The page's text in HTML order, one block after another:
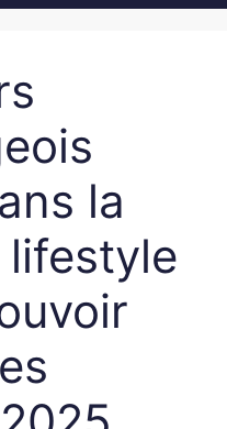
la